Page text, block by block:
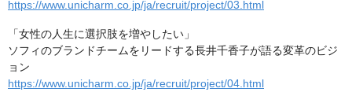
https://www.unicharm.co.jp/ja/recruit/project/03.html
「女性の人生に選択肢を増やしたい」
ソフィのブランドチームをリードする長井千香子が語る変革のビジ
ョン
https://www.unicharm.co.jp/ja/recruit/project/04.html